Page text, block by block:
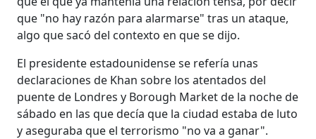
que "no hay razón para alarmarse" tras un ataque,
algo que sacó del contexto en que se dijo.
El presidente estadounidense se refería unas
declaraciones de Khan sobre los atentados del
puente de Londres y Borough Market de la noche de
sábado en las que decía que la ciudad estaba de luto
y aseguraba que el terrorismo "no va a ganar".